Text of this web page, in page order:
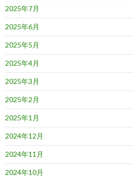
2025年7月
2025年6月
2025年5月
2025年4月
2025年3月
2025年2月
2025年1月
2024年12月
2024年11月
2024年10月